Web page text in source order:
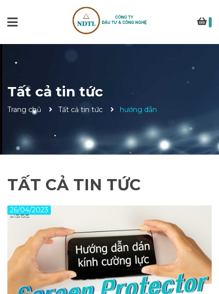
Tất cả tin tức
Trang chủ Tất cả tin tức hướng dẫn
TẤT CẢ TIN TỨC
26/04/2023